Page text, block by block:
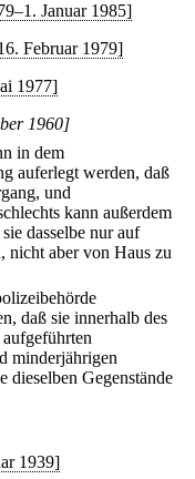
Januar 1985]
Februar 1979]
1977]
1960]
in dem
auferlegt werden, daß
und
kann außerdem
dasselbe nur auf
nicht aber von Haus zu
daß sie innerhalb des
minderjährigen
dieselben Gegenstände
1939]